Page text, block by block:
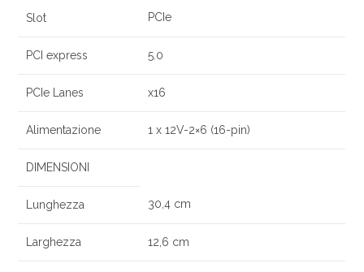
Slot PCIe
PCI express 5.0
PCIe Lanes x16
Alimentazione 1 x 12V-2×6 (16-pin)
DIMENSIONI
Lunghezza 30,4 cm
Larghezza 12,6 cm